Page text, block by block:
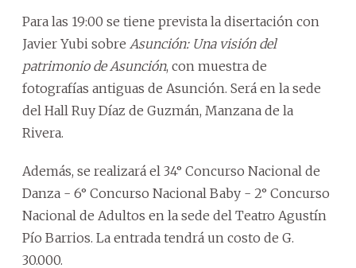
Para las 19:00 se tiene prevista la disertación con
Javier Yubi sobre Asunción: Una visión del
patrimonio de Asunción, con muestra de
fotografías antiguas de Asunción. Será en la sede
del Hall Ruy Díaz de Guzmán, Manzana de la
Rivera.
Además, se realizará el 34° Concurso Nacional de
Danza - 6° Concurso Nacional Baby - 2° Concurso
Nacional de Adultos en la sede del Teatro Agustín
Pío Barrios. La entrada tendrá un costo de G.
30.000.